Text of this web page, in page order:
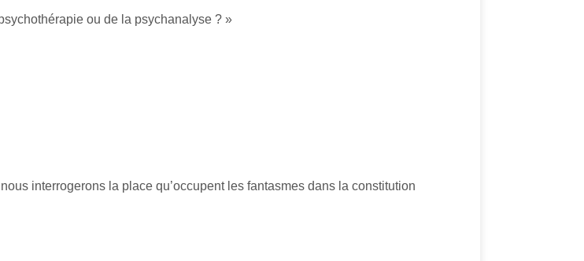
ou de la psychanalyse ? »
interrogerons la place qu’occupent les fantasmes dans la constitution